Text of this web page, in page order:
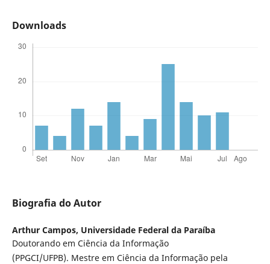
Downloads
Biografia do Autor
Arthur Campos, Universidade Federal da Paraíba
Doutorando em Ciência da Informação
(PPGCI/UFPB). Mestre em Ciência da Informação pela